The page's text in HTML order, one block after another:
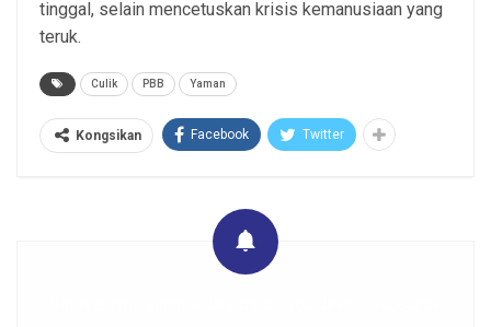
tinggal, selain mencetuskan krisis kemanusiaan yang
teruk.
Culik PBB Yaman
Kongsikan Facebook Twitter